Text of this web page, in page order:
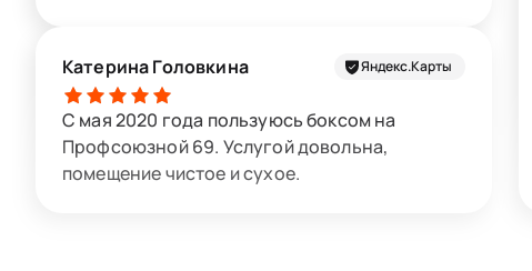
Яндекс.Карты
Катерина Головкина
С мая 2020 года пользуюсь боксом на
Профсоюзной 69. Услугой довольна,
помещение чистое и сухое.